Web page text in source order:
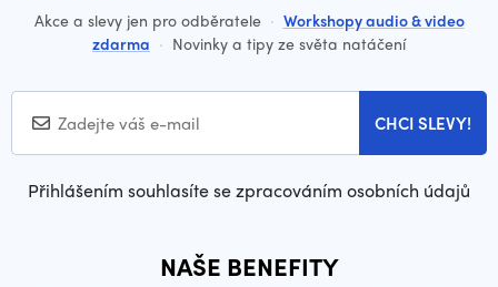
Akce a slevy jen pro odběratele · Workshopy audio & video
zdarma · Novinky a tipy ze světa natáčení
CHCI SLEVY!
Přihlášením souhlasíte se zpracováním osobních údajů
NAŠE BENEFITY